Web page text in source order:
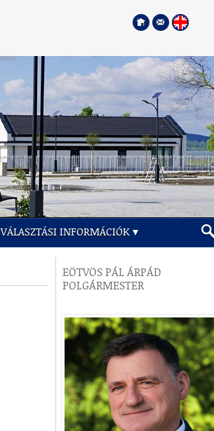
VÁLASZTÁSI INFORMÁCIÓK
EÖTVÖS PÁL ÁRPÁD
POLGÁRMESTER